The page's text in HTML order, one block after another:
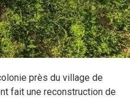
près du village de
fait une reconstruction de